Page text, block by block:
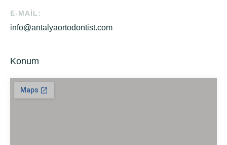
E-MAIL:
info@antalyaortodontist.com
Konum